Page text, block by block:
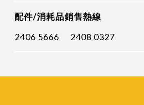
配件/消耗品銷售熱線
2406 5666
2408 0327